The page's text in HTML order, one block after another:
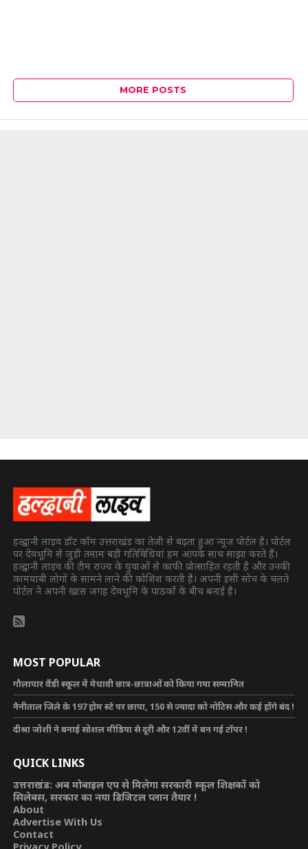
MORE POSTS
हल्द्वानी लाइव डॉट कॉम उत्तराखंड का तेजी से बढ़ता हुआ न्यूज पोर्टल है। पोर्टल
पर देवभूमि से जुड़ी तमाम बड़ी गतिविधियां हम आपके साथ साझा करते हैं।
हल्द्वानी लाइव की टीम राज्य के युवाओं से काफी प्रोत्साहित रहती है और उनकी
कामयाबी लोगों के सामने लाने की कोशिश करती है। अपनी इसी सोच के चलते
पोर्टल ने अपनी खास जगह देवभूमि के पाठकों के बीच बनाई है।
MOST POPULAR
गौलापार वैंडी स्कूल में मेधावी छात्र-छात्राओं को किया गया सम्मानित
नैनीताल जिले के 197 होम स्टे पर छापा, 150 से ज्यादा को नोटिस और कई होंगे बंद !
दीश्रा जोशी ने बनाई सोशल मीडिया से दूरी और 12वीं में बन गई टॉपर !
QUICK LINKS
उत्तराखंड: अब मोबाइल एप से मिलेगा सरकारी स्कूल शिक्षकों को
सिलेबस, सरकार का नया डिजिटल प्लान तैयार !
About
Advertise With Us
Contact